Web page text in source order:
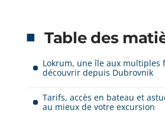
Table des
Lokrum, une île aux multiples
découvrir depuis Dubrovnik
Tarifs, accès en bateau et
au mieux de votre excursion